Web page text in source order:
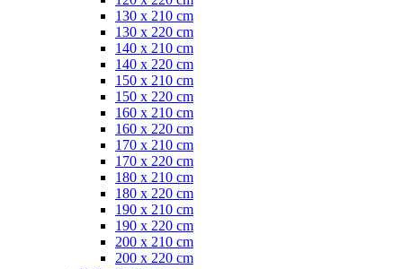
130 x 210 cm
130 x 220 cm
140 x 210 cm
140 x 220 cm
150 x 210 cm
150 x 220 cm
160 x 210 cm
160 x 220 cm
170 x 210 cm
170 x 220 cm
180 x 210 cm
180 x 220 cm
190 x 210 cm
190 x 220 cm
200 x 210 cm
200 x 220 cm